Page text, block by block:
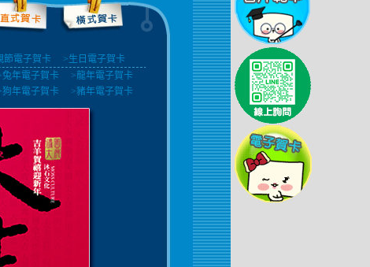
節電子賀卡
>生日電子賀卡
兔年電子賀卡
>龍年電子賀卡
狗年電子賀卡 >豬年電子賀卡